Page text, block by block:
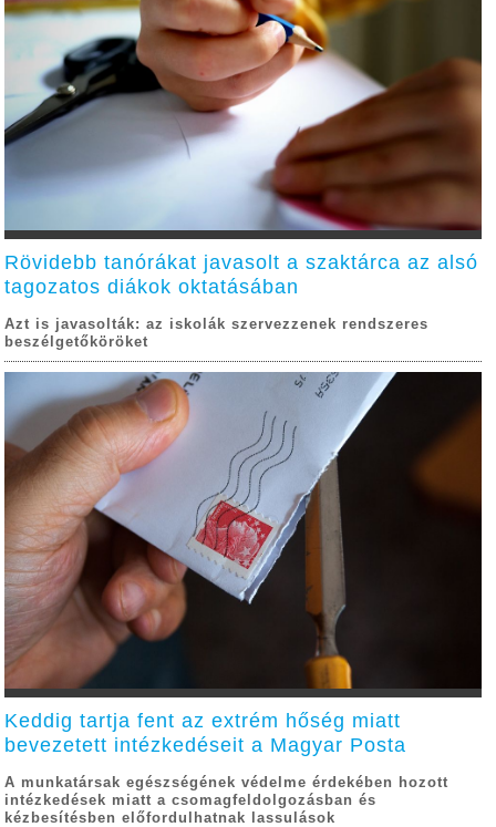
Rövidebb tanórákat javasolt a szaktárca az alsó
tagozatos diákok oktatásában
Azt is javasolták: az iskolák szervezzenek rendszeres
beszélgetőköröket
Keddig tartja fent az extrém hőség miatt
bevezetett intézkedéseit a Magyar Posta
A munkatársak egészségének védelme érdekében hozott
intézkedések miatt a csomagfeldolgozásban és
kézbesítésben előfordulhatnak lassulások